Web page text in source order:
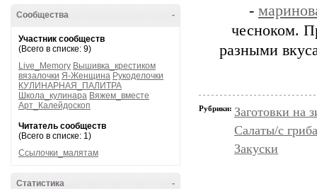
-
Сообщества
Участник сообществ
(Всего в списке: 9)
Live_Memory Вышивка_крестиком
вязалочки Я-Женщина Рукоделочки
КУЛИНАРНАЯ_ПАЛИТРА
Школа_кулинара Вяжем_вместе
Арт_Калейдоскоп
Читатель сообществ
(Всего в списке: 1)
Ссылочки_малятам
-
Статистика
-
чесноком.
разными
Рубрики: Заготовки на
Салаты/с
Закуски